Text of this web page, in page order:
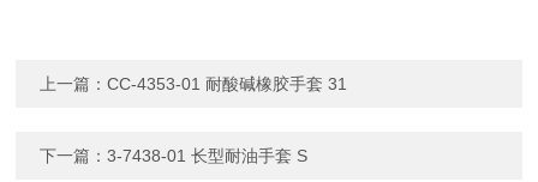
上一篇：CC-4353-01 耐酸碱橡胶手套 31
下一篇：3-7438-01 长型耐油手套 S